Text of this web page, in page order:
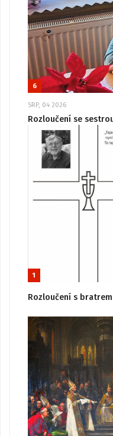
6
SRP, 04 2026
Rozloučení se
1
Rozloučení s